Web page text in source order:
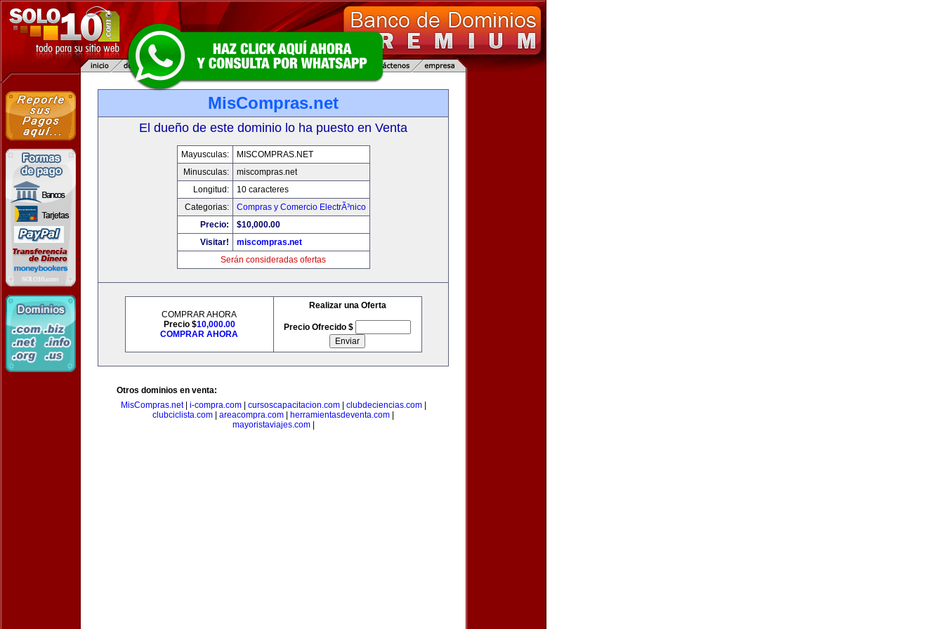
MisCompras.net
El dueño de este dominio lo ha puesto en Venta
Mayusculas:
MISCOMPRAS.NET
Minusculas:
miscompras.net
Longitud:
10 caracteres
Categorias:
Compras y Comercio ElectrÃ³nico
Precio:
$10,000.00
Visitar!
miscompras.net
Serán consideradas ofertas
COMPRAR AHORA
Precio $10,000.00
COMPRAR AHORA
Realizar una Oferta
Precio Ofrecido $
Otros dominios en venta:
MisCompras.net| i-compra.com| cursoscapacitacion.com| clubdeciencias.com|
clubciclista.com
areacompra.com herramientasdeventa.com
mayoristaviajes.com|